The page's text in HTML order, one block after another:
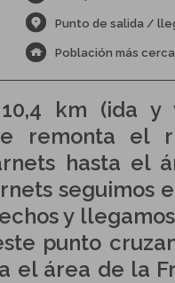
Punto de salida /
Población más
km (ida
remonta el
hasta el
seguimos
y
punto
el área de la